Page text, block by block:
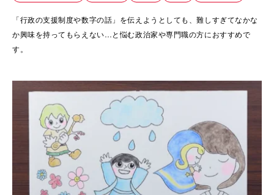
「行政の支援制度や数字の話」を伝えようとしても、難しすぎてなかな
か興味を持ってもらえない…と悩む政治家や専門職の方におすすめで
す。